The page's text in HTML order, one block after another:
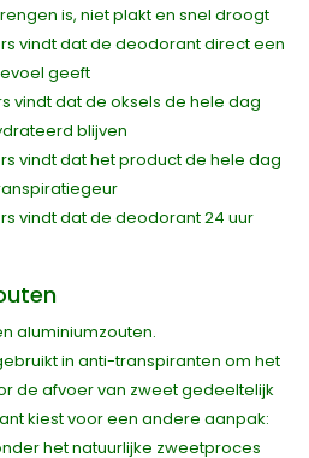
is, niet plakt en snel droogt
vindt dat de deodorant direct een
geeft
vindt dat de oksels de hele dag
blijven
vindt dat het product de hele dag
vindt dat de deodorant 24 uur
aluminiumzouten.
in anti-transpiranten om het
de afvoer van zweet gedeeltelijk
kiest voor een andere aanpak:
het natuurlijke zweetproces